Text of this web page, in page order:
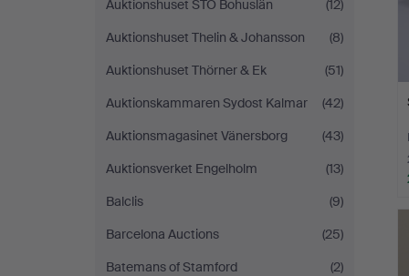
Auktionshuset STO Bohuslän
(12)
Auktionshuset Thelin & Johansson
(8)
Auktionshuset Thörner & Ek
(51)
Auktionskammaren Sydost Kalmar
(42)
Auktionsmagasinet Vänersborg
(43)
Auktionsverket Engelholm
(13)
Balclis
(9)
Barcelona Auctions
(25)
Batemans of Stamford
(2)